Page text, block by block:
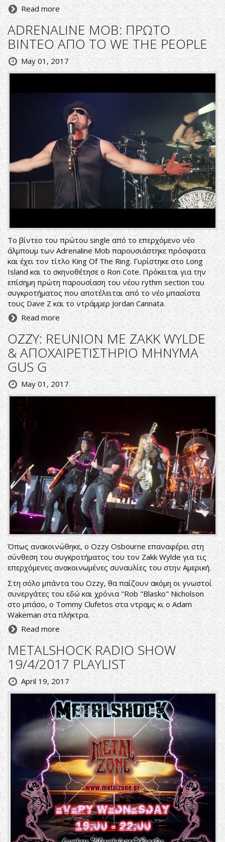
Read more
ADRENALINE MOB: ΠΡΩΤΟ
ΒΙΝΤΕΟ ΑΠΟ ΤΟ WE THE PEOPLE
May 01, 2017
Το βίντεο του πρώτου single από το επερχόμενο νέο
άλμπουμ των Adrenaline Mob παρουσιάστηκε πρόσφατα
και έχει τον τίτλο King Of The Ring. Γυρίστηκε στο Long
Island και το σκηνοθέτησε ο Ron Cote. Πρόκειται για την
επίσημη πρώτη παρουσίαση του νέου rythm section του
συγκροτήματος που αποτέλειται από το νέο μπασίστα
τους Dave Z και το ντράμμερ Jordan Cannata.
Read more
OZZY: REUNION ΜΕ ZAKK WYLDE
& ΑΠΟΧΑΙΡΕΤΙΣΤΗΡΙΟ ΜΗΝΥΜΑ
GUS G
May 01, 2017
Όπως ανακοινώθηκε, ο Ozzy Osbourne επαναφέρει στη
σύνθεση του συγκροτήματος του τον Zakk Wylde για τις
επερχόμενες ανακοινωμένες συναυλίες του στην Αμερική.
Στη σόλο μπάντα του Ozzy, θα παίζουν ακόμη οι γνωστοί
συνεργάτες του εδώ και χρόνια "Rob "Blasko" Nicholson
στο μπάσο, o Tommy Clufetos στα ντραμς κι ο Adam
Wakeman στα πλήκτρα.
Read more
METALSHOCK RADIO SHOW
19/4/2017 PLAYLIST
April 19, 2017